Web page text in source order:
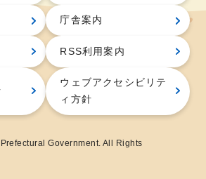
庁舎案内
RSS利用案内
ウェブアクセシビリテ
ィ方針
Government. All Rights